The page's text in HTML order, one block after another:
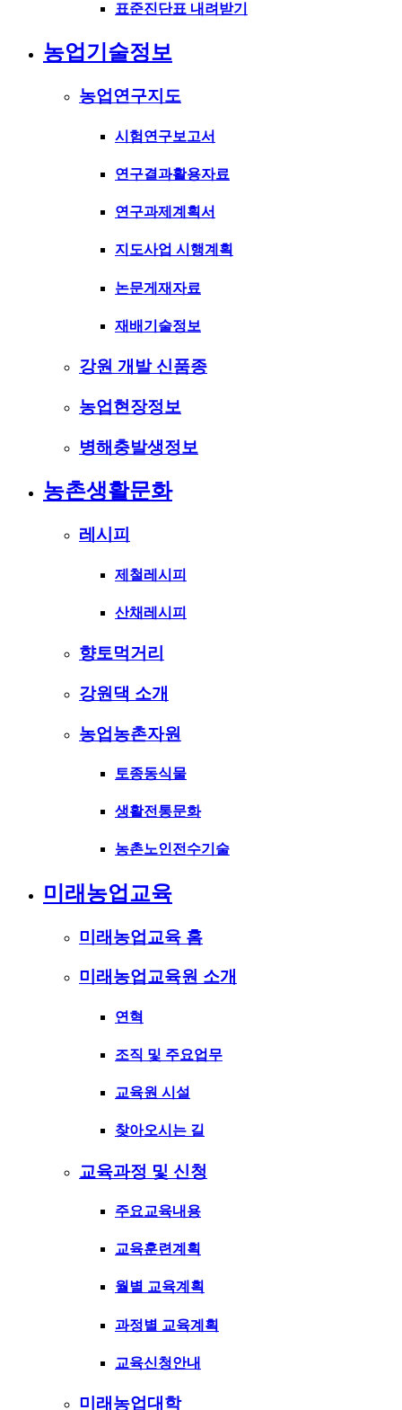
표준진단표 내려받기
농업기술정보
농업연구지도
시험연구보고서
연구결과활용자료
연구과제계획서
지도사업 시행계획
논문게재자료
재배기술정보
강원 개발 신품종
농업현장정보
병해충발생정보
농촌생활문화
레시피
제철레시피
산채레시피
향토먹거리
강원댁 소개
농업농촌자원
토종동식물
생활전통문화
농촌노인전수기술
미래농업교육
미래농업교육 홈
미래농업교육원 소개
연혁
조직 및 주요업무
교육원 시설
찾아오시는 길
교육과정 및 신청
주요교육내용
교육훈련계획
월별 교육계획
과정별 교육계획
교육신청안내
미래농업대학